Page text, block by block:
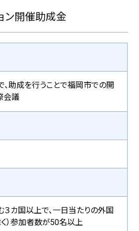
ツール
ブラリー
ン開催助成金
助成を行うことで福岡市での開
会議
カ国以上で、一日当たりの外国
）参加者数が50名以上